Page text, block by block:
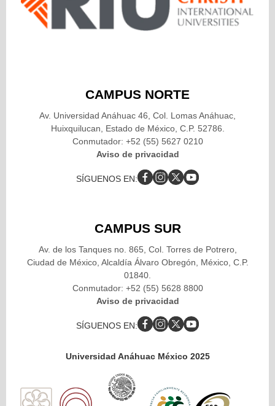
CAMPUS NORTE
Av. Universidad Anáhuac 46, Col. Lomas Anáhuac,
Huixquilucan, Estado de México, C.P. 52786.
Conmutador: +52 (55) 5627 0210
Aviso de privacidad
SÍGUENOS EN:
CAMPUS SUR
Av. de los Tanques no. 865, Col. Torres de Potrero,
Ciudad de México, Alcaldía Álvaro Obregón, México, C.P.
01840.
Conmutador: +52 (55) 5628 8800
Aviso de privacidad
SÍGUENOS EN:
Universidad Anáhuac México 2025